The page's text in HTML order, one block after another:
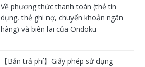
Về phương thức thanh toán (thẻ tín
dụng, thẻ ghi nợ, chuyển khoản ngân
hàng) và biên lai của Ondoku
【Bản trả phí】Giấy phép sử dụng